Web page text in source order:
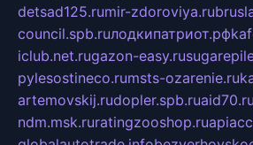
detsad125.rumir-zdoroviya.ru
council.spb.ruлодкипатриот.рф
iclub.net.rugazon-easy.ru
pylesostineco.rumsts-ozarenie.ru
artemovskij.rudopler.spb.ruaid70.ru
ndm.msk.ruratingzooshop.ru